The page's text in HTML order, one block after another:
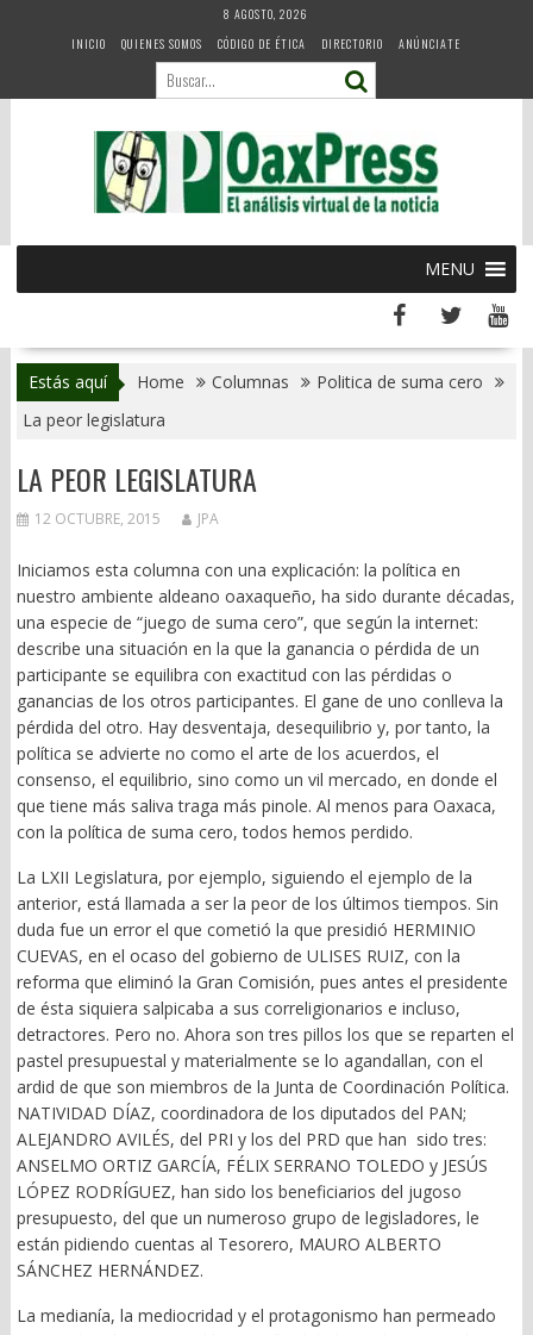
8 AGOSTO, 2026
INICIO
QUIENES SOMOS CÓDIGO DE ÉTICA DIRECTORIO ANÚNCIATE
MENU
Estás aquí Home Columnas
Politica de suma cero
La peor legislatura
LA PEOR LEGISLATURA
12 OCTUBRE, 2015 JPA
Iniciamos esta columna con una explicación: la política en
nuestro ambiente aldeano oaxaqueño, ha sido durante décadas,
una especie de “juego de suma cero”, que según la internet:
describe una situación en la que la ganancia o pérdida de un
participante se equilibra con exactitud con las pérdidas o
ganancias de los otros participantes. El gane de uno conlleva la
pérdida del otro. Hay desventaja, desequilibrio y, por tanto, la
política se advierte no como el arte de los acuerdos, el
consenso, el equilibrio, sino como un vil mercado, en donde el
que tiene más saliva traga más pinole. Al menos para Oaxaca,
con la política de suma cero, todos hemos perdido.
La LXII Legislatura, por ejemplo, siguiendo el ejemplo de la
anterior, está llamada a ser la peor de los últimos tiempos. Sin
duda fue un error el que cometió la que presidió HERMINIO
CUEVAS, en el ocaso del gobierno de ULISES RUIZ, con la
reforma que eliminó la Gran Comisión, pues antes el presidente
de ésta siquiera salpicaba a sus correligionarios e incluso,
detractores. Pero no. Ahora son tres pillos los que se reparten el
pastel presupuestal y materialmente se lo agandallan, con el
ardid de que son miembros de la Junta de Coordinación Política.
NATIVIDAD DÍAZ, coordinadora de los diputados del PAN;
ALEJANDRO AVILÉS, del PRI y los del PRD que han sido tres:
ANSELMO ORTIZ GARCÍA, FÉLIX SERRANO TOLEDO y JESÚS
LÓPEZ RODRÍGUEZ, han sido los beneficiarios del jugoso
presupuesto, del que un numeroso grupo de legisladores, le
están pidiendo cuentas al Tesorero, MAURO ALBERTO
SÁNCHEZ HERNÁNDEZ.
La medianía, la mediocridad y el protagonismo han permeado